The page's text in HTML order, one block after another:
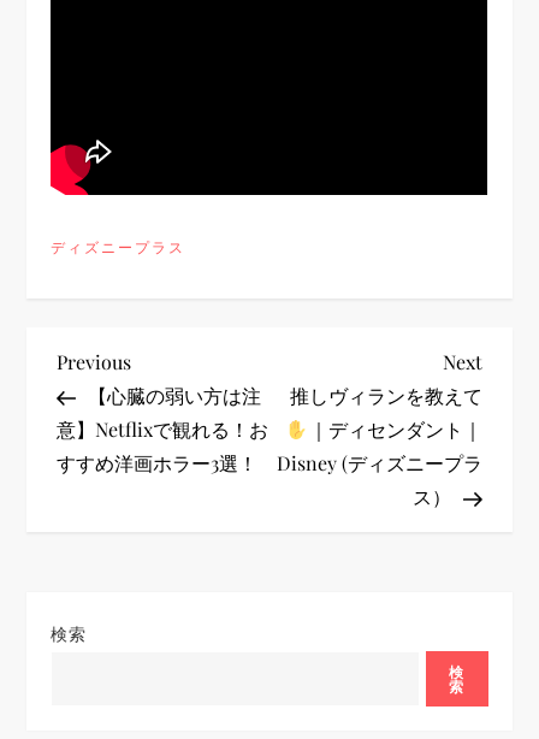
ディズニープラス
投
稿
ナ
ー
Previous
Post
Previous
【心臓の弱い方は注
意】Netflixで観れる！お
すすめ洋画ホラー3選！
Next
Next
推しヴィランを教えて
｜ディセンダント｜
Disney (ディズニープラ
ス）
検索
検
索